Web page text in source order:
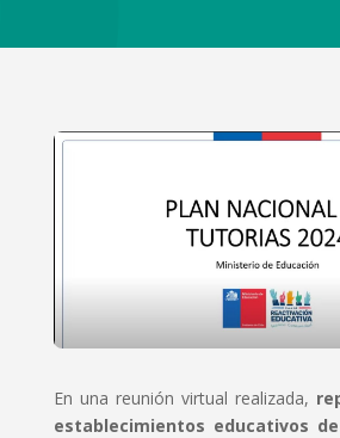
En una reunión virtual realizada,
establecimientos educativos